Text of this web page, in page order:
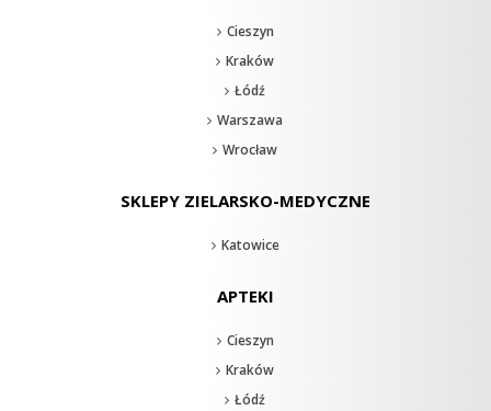
Cieszyn
Kraków
Łódź
Warszawa
Wrocław
SKLEPY ZIELARSKO-MEDYCZNE
Katowice
APTEKI
Cieszyn
Kraków
Łódź